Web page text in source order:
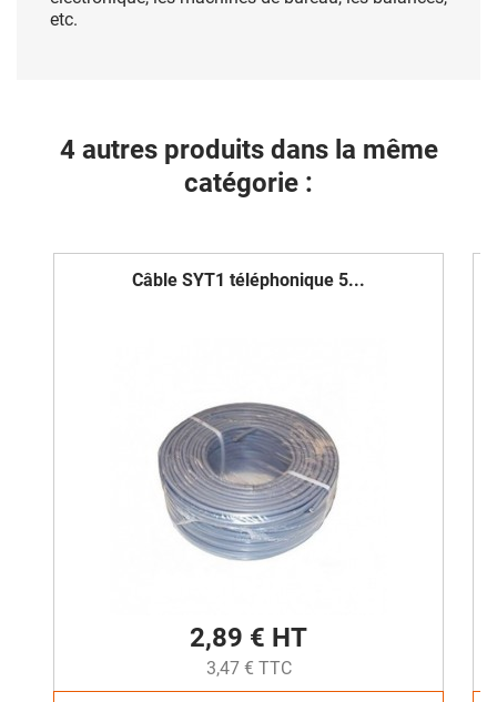
etc.
4 autres produits dans la même
catégorie :
Câble SYT1 téléphonique 5...
2,89 € HT
3,47 € TTC